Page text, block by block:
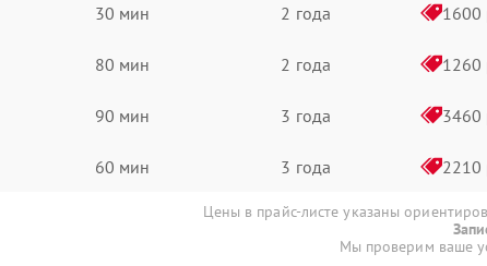
30 мин 2 года 1600
80 мин 2 года 1260
90 мин 3 года 3460
60 мин 3 года 2210
Цены в прайс-листе указаны
Мы проверим ваше